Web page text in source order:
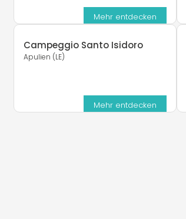
Mehr entdecken
Campeggio Santo Isidoro
Apulien (LE)
Mehr entdecken